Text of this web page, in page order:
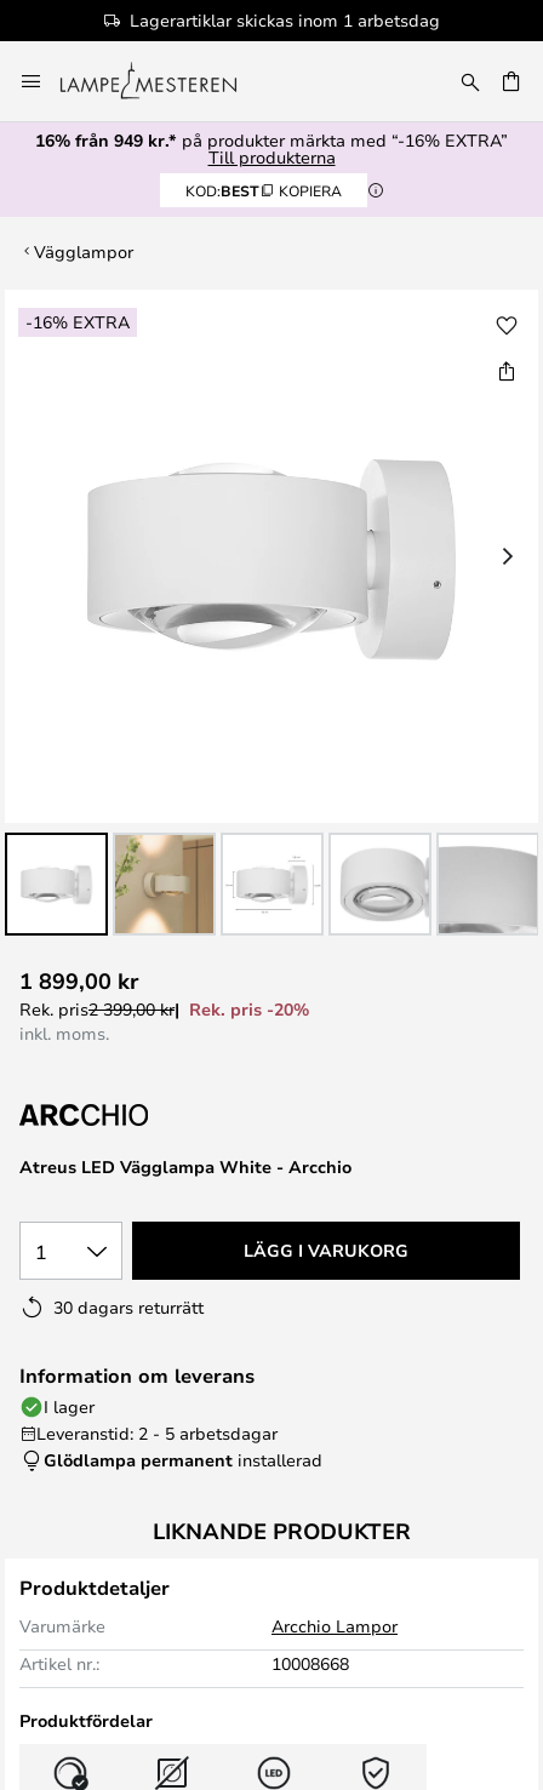
Lagerartiklar skickas inom 1 arbetsdag
till
innehållet
16% från 949 kr.* på produkter märkta med “-16% EXTRA”
Till produkterna
KOD:BEST KOPIERA
Vägglampor
-16% EXTRA
Hoppa
till
till
början
Atreus LED Vägglampa White - Arcchio
1 899,00 kr
Rek. pris2 399,00 kr
Rek. pris -20%
inkl. moms.
1 LÄGG I VARUKORG
30 dagars returrätt
Information om leverans
I lager
Leveranstid: 2 - 5 arbetsdagar
Glödlampa permanent installerad
LIKNANDE PRODUKTER
Produktdetaljer
Varumärke
Arcchio Lampor
Artikel nr.:
10008668
Produktfördelar